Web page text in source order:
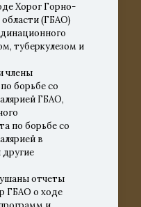
Хорог Горно-
(ГБАО)
туберкулезом и
члены
борьбе со
ГБАО,
по борьбе со
в
отчеты
ГБАО о ходе